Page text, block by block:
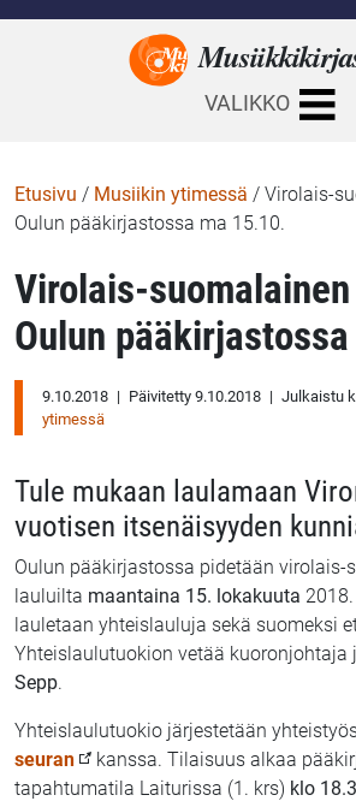
VALIKKO
Etusivu / Musiikin ytimessä / Virolais-
Oulun pääkirjastossa ma 15.10.
Virolais-
Oulun
9.10.2018 | Päivitetty 9.10.2018 | Julkaistu
ytimessä
Tule mukaan laulamaan
vuotisen itsenäisyyden
Oulun pääkirjastossa pidetään virolais-
lauluilta maantaina 15. lokakuuta
lauletaan yhteislauluja sekä suomeksi
Yhteislaulutuokion vetää kuoronjohtaja
Sepp.
Yhteislaulutuokio järjestetään
seuran
kanssa. Tilaisuus alkaa
tapahtumatila Laiturissa (1. krs) klo